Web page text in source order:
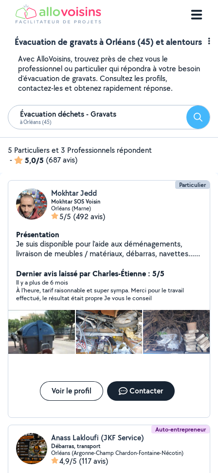
Évacuation de gravats à Orléans (45) et alentours
Avec AlloVoisins, trouvez près de chez vous le
professionnel ou particulier qui répondra à votre besoin
d'évacuation de gravats. Consultez les profils,
contactez-les et obtenez rapidement réponse.
Évacuation déchets - Gravats
à Orléans (45)
5 Particuliers et 3 Professionnels répondent
-
5,0/5 (687 avis)
Particulier
Mokhtar Jedd
Mokhtar SOS Voisin
Orléans (Marne)
5/5 (492 avis)
Présentation
Je suis disponible pour l'aide aux déménagements,
livraison de meubles / matériaux, débarras, navettes...
dans la bonne humeur :) N'hésitez surtout pas à me
faire part de vos besoins en m'appelant.
Dernier avis laissé par Charles-Étienne : 5/5
Il y a plus de 6 mois
À l’heure, tarif raisonnable et super sympa. Merci pour le travail
effectué, le résultat était propre Je vous le conseil
Voir le profil Contacter
Auto-entrepreneur
Anass Lakloufi (JKF Service)
Débarras, transport
Orléans (Argonne-Champ Chardon-Fontaine-Nécotin)
4,9/5 (117 avis)